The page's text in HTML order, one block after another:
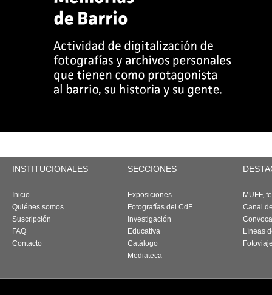
INSTITUCIONALES SECCIONES
Inicio
Quiénes somos
Suscripción
FAQ
Contacto
Exposiciones
Fotografías del CdF
Investigación
Educativa
Catálogo
Mediateca
MUFF,
Canal
Líneas